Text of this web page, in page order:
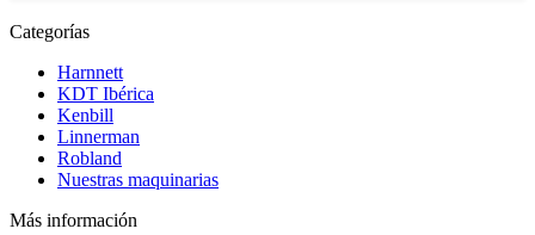
Categorías
Harnnett
KDT Ibérica
Kenbill
Linnerman
Robland
Nuestras maquinarias
Más información